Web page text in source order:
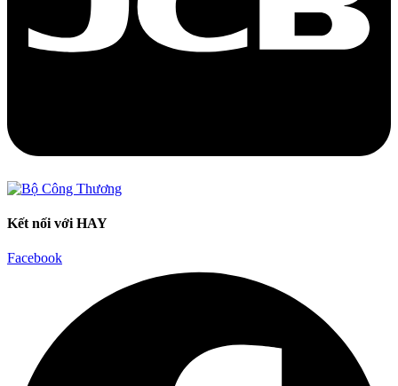
Kết nối với HAY
Facebook